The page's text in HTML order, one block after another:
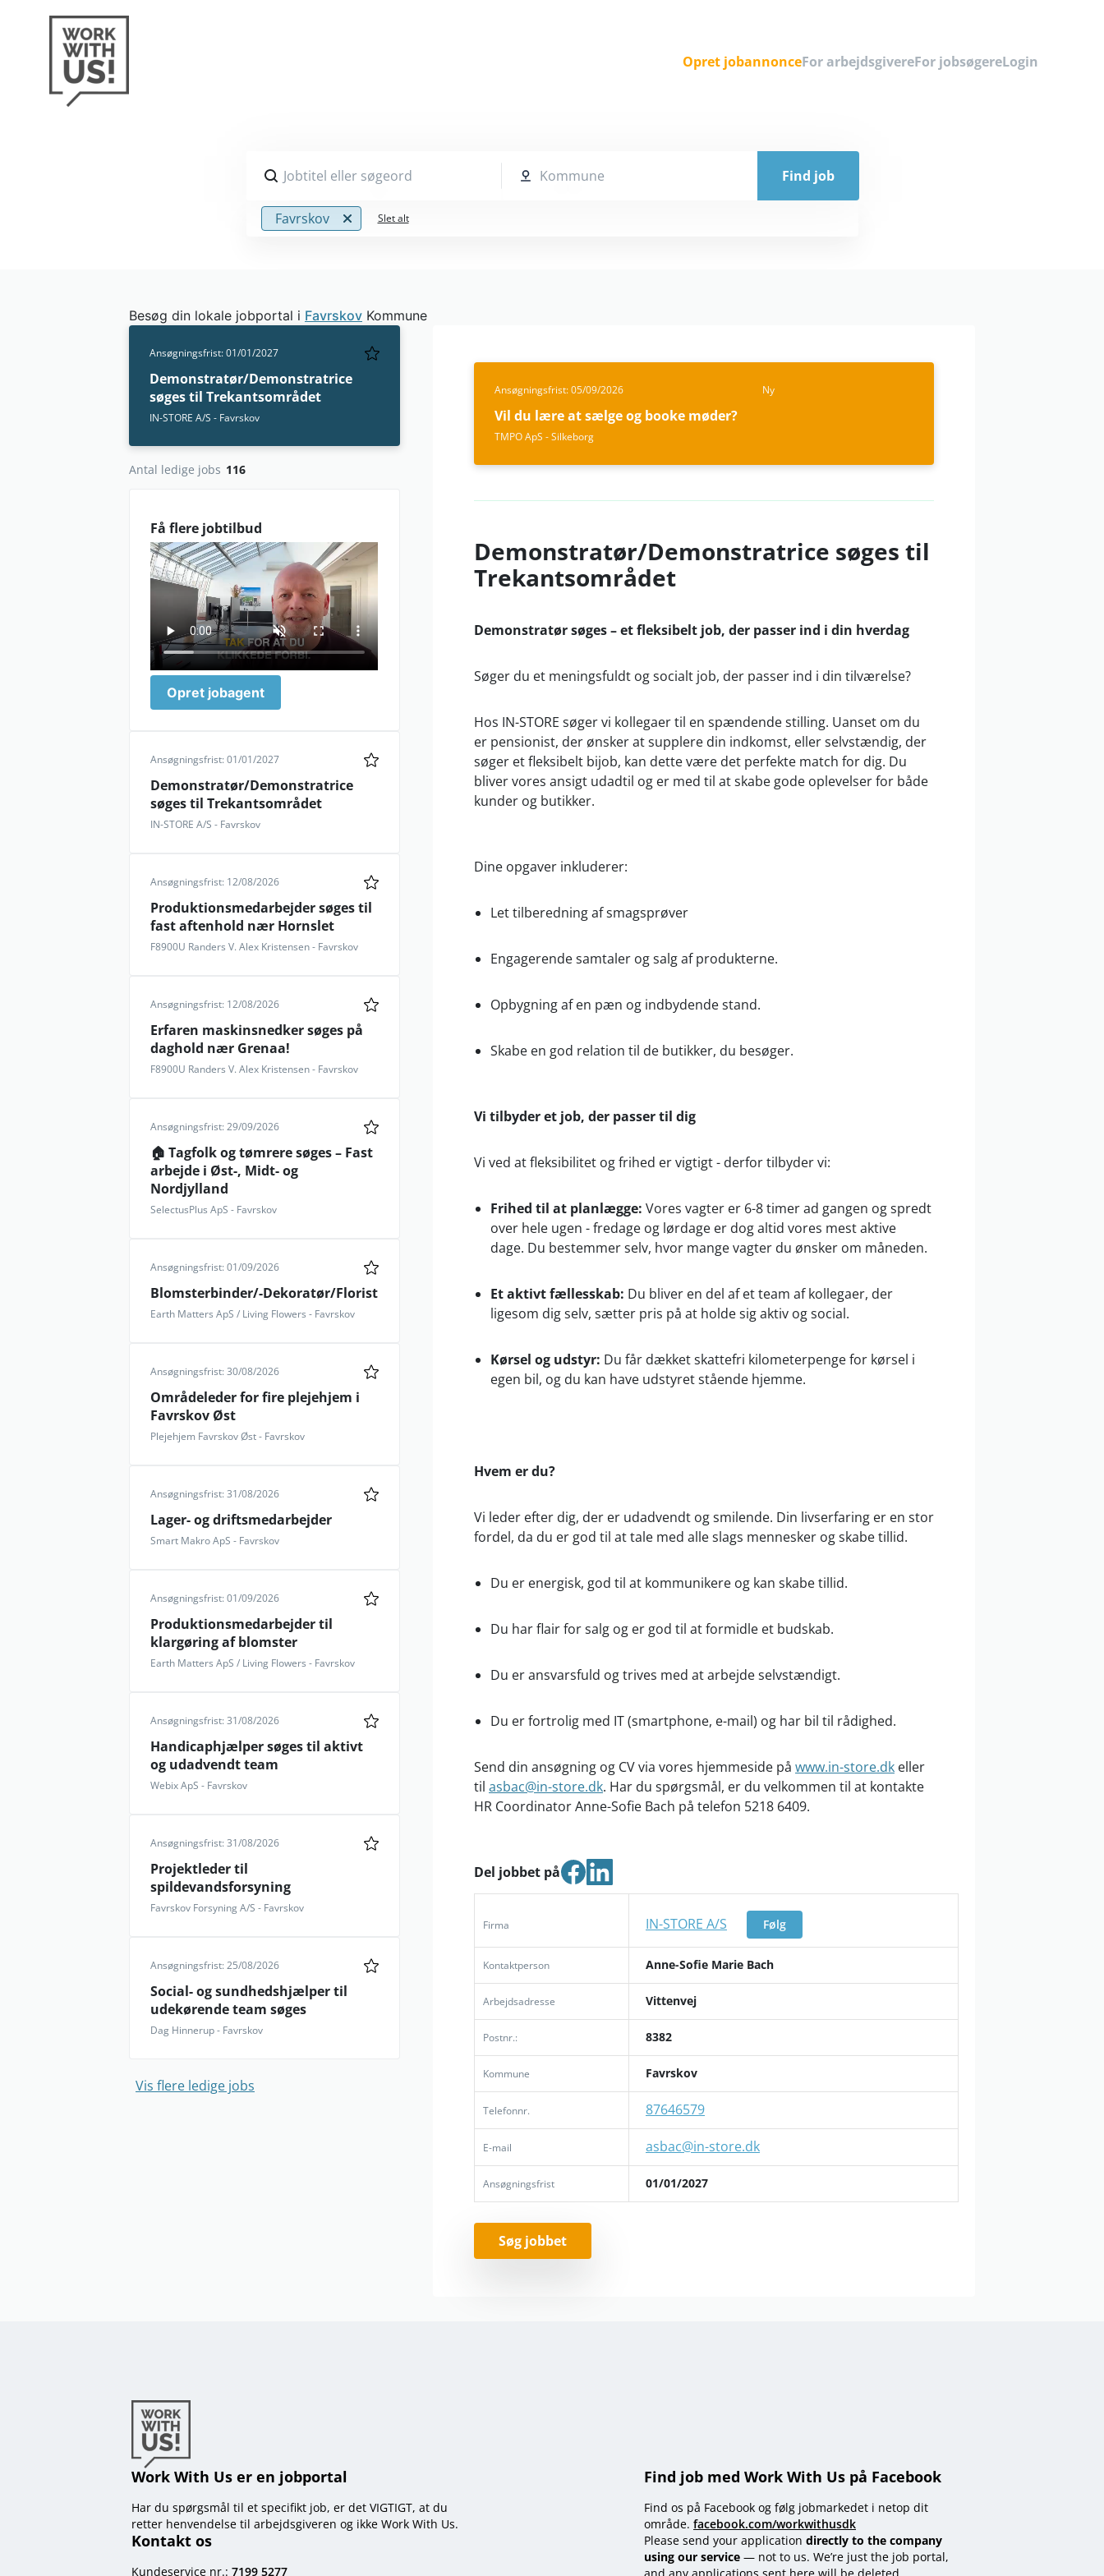
Opret jobannonceFor arbejdsgivereFor jobsøgereLogin
Jobtitel eller søgeord Kommune
Favrskov Slet alt
Besøg din lokale jobportal i Favrskov Kommune
Ansøgningsfrist: 01/01/2027
Demonstratør/Demonstratrice
søges til Trekantsområdet
IN-STORE A/S - Favrskov
Antal ledige jobs 116
Få flere jobtilbud
lav_oploesning_0.mp4
Opret jobagent
Ansøgningsfrist: 01/01/2027
Demonstratør/Demonstratrice
søges til Trekantsområdet
IN-STORE A/S - Favrskov
Ansøgningsfrist: 12/08/2026
Produktionsmedarbejder søges til
fast aftenhold nær Hornslet
F8900U Randers V. Alex Kristensen - Favrskov
Ansøgningsfrist: 12/08/2026
Erfaren maskinsnedker søges på
daghold nær Grenaa!
F8900U Randers V. Alex Kristensen - Favrskov
Ansøgningsfrist: 29/09/2026
🏠 Tagfolk og tømrere søges – Fast
arbejde i Øst-, Midt- og
Nordjylland
SelectusPlus ApS - Favrskov
Ansøgningsfrist: 01/09/2026
Blomsterbinder/-Dekoratør/Florist
Earth Matters ApS / Living Flowers - Favrskov
Ansøgningsfrist: 30/08/2026
Områdeleder for fire plejehjem i
Favrskov Øst
Plejehjem Favrskov Øst - Favrskov
Ansøgningsfrist: 31/08/2026
Lager- og driftsmedarbejder
Smart Makro ApS - Favrskov
Ansøgningsfrist: 01/09/2026
Produktionsmedarbejder til
klargøring af blomster
Earth Matters ApS / Living Flowers - Favrskov
Ansøgningsfrist: 31/08/2026
Handicaphjælper søges til aktivt
og udadvendt team
Webix ApS - Favrskov
Ansøgningsfrist: 31/08/2026
Projektleder til
spildevandsforsyning
Favrskov Forsyning A/S - Favrskov
Ansøgningsfrist: 25/08/2026
Social- og sundhedshjælper til
udekørende team søges
Dag Hinnerup - Favrskov
Vis flere ledige jobs
Ansøgningsfrist: 05/09/2026 Ny
Vil du lære at sælge og booke møder?
TMPO ApS - Silkeborg
Demonstratør/Demonstratrice søges til
Trekantsområdet
Demonstratør søges – et fleksibelt job, der passer ind i din hverdag
Søger du et meningsfuldt og socialt job, der passer ind i din tilværelse?
Hos IN-STORE søger vi kollegaer til en spændende stilling. Uanset om du
er pensionist, der ønsker at supplere din indkomst, eller selvstændig, der
søger et fleksibelt bijob, kan dette være det perfekte match for dig. Du
bliver vores ansigt udadtil og er med til at skabe gode oplevelser for både
kunder og butikker.
Dine opgaver inkluderer:
Let tilberedning af smagsprøver
Engagerende samtaler og salg af produkterne.
Opbygning af en pæn og indbydende stand.
Skabe en god relation til de butikker, du besøger.
Vi tilbyder et job, der passer til dig
Vi ved at fleksibilitet og frihed er vigtigt - derfor tilbyder vi:
Frihed til at planlægge: Vores vagter er 6-8 timer ad gangen og spredt
over hele ugen - fredage og lørdage er dog altid vores mest aktive
dage. Du bestemmer selv, hvor mange vagter du ønsker om måneden.
Et aktivt fællesskab: Du bliver en del af et team af kollegaer, der
ligesom dig selv, sætter pris på at holde sig aktiv og social.
Kørsel og udstyr: Du får dækket skattefri kilometerpenge for kørsel i
egen bil, og du kan have udstyret stående hjemme.
Hvem er du?
Vi leder efter dig, der er udadvendt og smilende. Din livserfaring er en stor
fordel, da du er god til at tale med alle slags mennesker og skabe tillid.
Du er energisk, god til at kommunikere og kan skabe tillid.
Du har flair for salg og er god til at formidle et budskab.
Du er ansvarsfuld og trives med at arbejde selvstændigt.
Du er fortrolig med IT (smartphone, e-mail) og har bil til rådighed.
Send din ansøgning og CV via vores hjemmeside på www.in-store.dk eller
til asbac@in-store.dk. Har du spørgsmål, er du velkommen til at kontakte
HR Coordinator Anne-Sofie Bach på telefon 5218 6409.
Del jobbet på
Firma IN-STORE A/S Følg
Kontaktperson Anne-Sofie Marie Bach
Arbejdsadresse Vittenvej
Postnr.: 8382
Kommune Favrskov
Telefonnr. 87646579
E-mail asbac@in-store.dk
Ansøgningsfrist 01/01/2027
Søg jobbet
Work With Us er en jobportal
Har du spørgsmål til et specifikt job, er det VIGTIGT, at du
retter henvendelse til arbejdsgiveren og ikke Work With Us.
Find job med Work With Us på Facebook
Find os på Facebook og følg jobmarkedet i netop dit
område. facebook.com/workwithusdk
Kontakt os
Kundeservice nr.: 7199 5277
Please send your application directly to the company
using our service — not to us. We’re just the job portal,